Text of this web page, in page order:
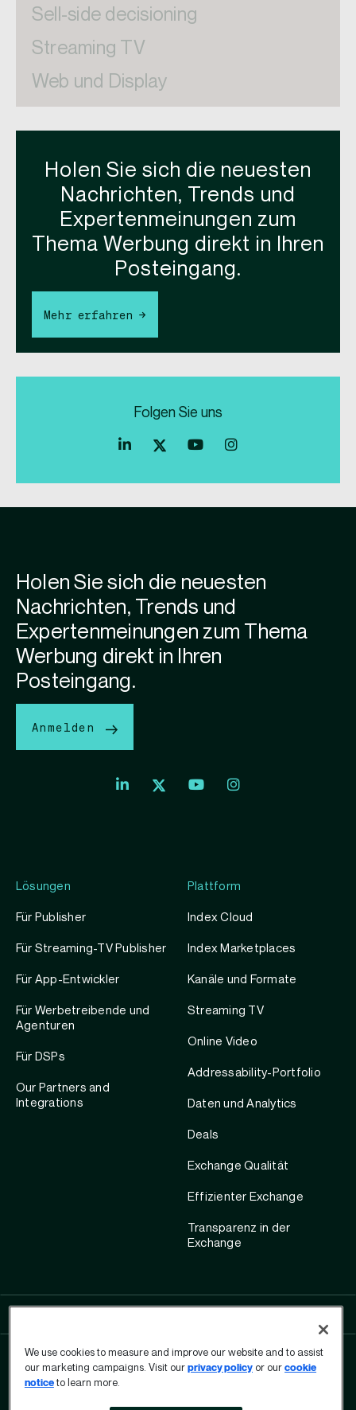
Sell-side decisioning
Streaming TV
Web und Display
Holen Sie sich die neuesten
Nachrichten, Trends und
Expertenmeinungen zum
Thema Werbung direkt in Ihren
Posteingang.
Mehr erfahren →
Folgen Sie uns
Lösungen
Für Publisher
Für Streaming-TV Publisher
Für App-Entwickler
Für Werbetreibende und
Agenturen
Für DSPs
Our Partners and
Integrations
Plattform
Index Cloud
Index Marketplaces
Kanäle und Formate
Streaming TV
Online Video
Addressability-Portfolio
Daten und Analytics
Deals
Exchange Qualität
Effizienter Exchange
Transparenz in der
Exchange
Holen Sie sich die neuesten
Nachrichten, Trends und
Expertenmeinungen zum Thema
Werbung direkt in Ihren
Posteingang.
Anmelden
We use cookies to measure and improve our website and to assist
our marketing campaigns. Visit our privacy policy or ourcookie
noticeto learn more.